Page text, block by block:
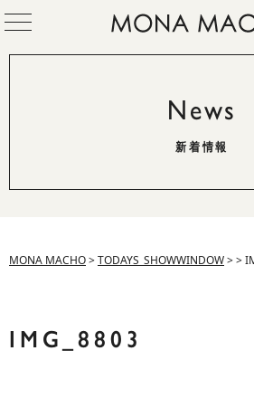
News
新着情報
MONA MACHO>TODAYS_SHOWWINDOW>>
IMG_8803